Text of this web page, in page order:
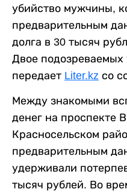
убийство мужчины,
предварительным
долга в 30 тысяч
Двое
передает Liter.kz со
Между знакомыми
денег на проспекте
Красносельском
предварительным
удерживали
тысяч рублей. Во